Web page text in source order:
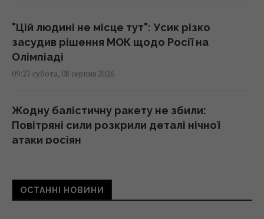
"Цій людині не місце тут": Усик різко
засудив рішення МОК щодо Росії на
Олімпіаді
09:27 субота, 08 серпня 2026
Жодну балістичну ракету не збили:
Повітряні сили розкрили деталі нічної
атаки росіян
Що придумати замість дверей у кімнату: 4
ОСТАННІ НОВИНИ